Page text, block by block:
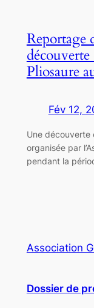
Reportage
découverte
Pliosaure
Fév 12,
Une découverte
organisée par
pendant la
Association
Dossier de